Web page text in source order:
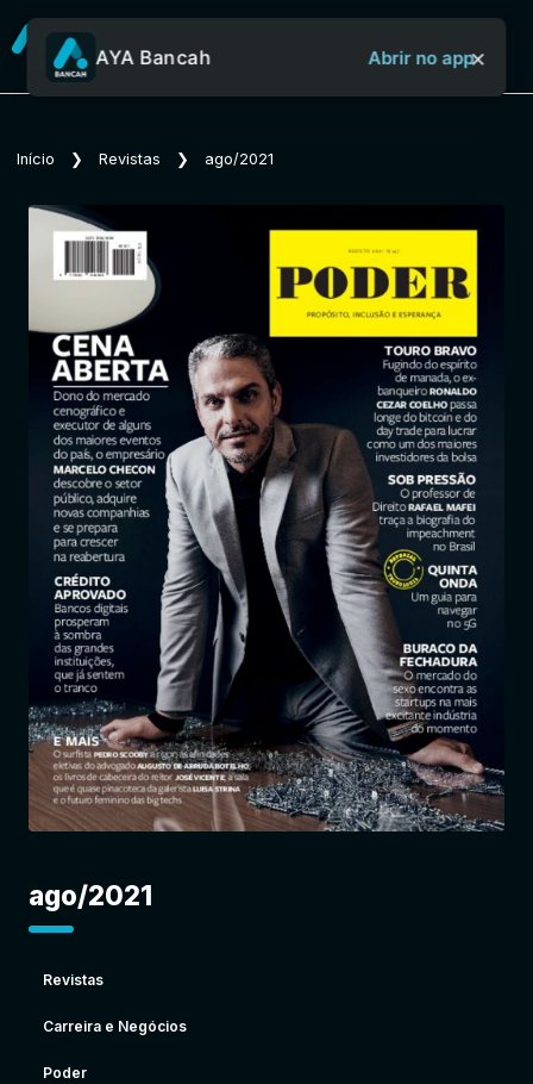
Sobre o Aya Bancah
Revistas
Jornais
Notícias
Entrar
AYA Bancah Abrir no app×
Início ❯ Revistas ❯ ago/2021
ago/2021
Revistas
Carreira e Negócios
Poder